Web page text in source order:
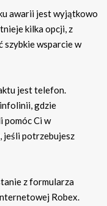
awarii jest wyjątkowo
kilka opcji, z
szybkie wsparcie w
jest telefon.
gdzie
pomóc Ci w
jeśli potrzebujesz
z formularza
Robex.